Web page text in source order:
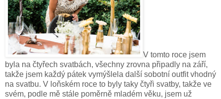
V tomto roce jsem
byla na čtyřech svatbách, všechny zrovna připadly na září,
takže jsem každý pátek vymýšlela další sobotní outfit vhodný
na svatbu. V loňském roce to byly taky čtyři svatby, takže ve
svém, podle mě stále poměrně mladém věku, jsem už